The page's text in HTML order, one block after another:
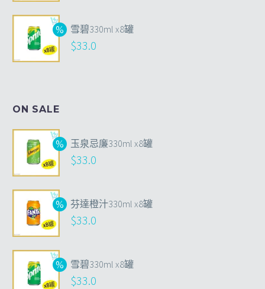
雪碧330ml x8罐
$33.0
ON SALE
玉泉忌廉330ml x8罐
$33.0
芬達橙汁330ml x8罐
$33.0
雪碧330ml x8罐
$33.0